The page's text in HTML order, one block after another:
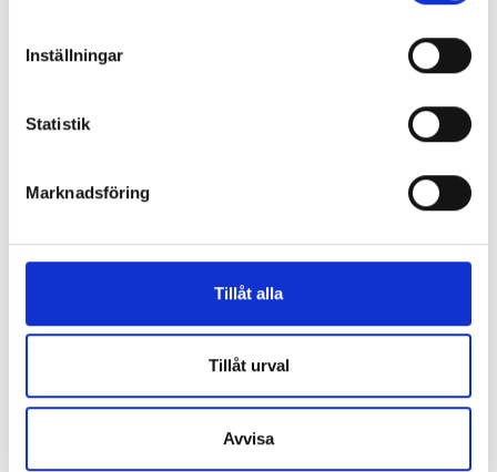
Inställningar
Statistik
Marknadsföring
Tillåt alla
Tillåt urval
Avvisa
Lönerna – redaktion för redaktion
Så mycket tjänar mediecheferna